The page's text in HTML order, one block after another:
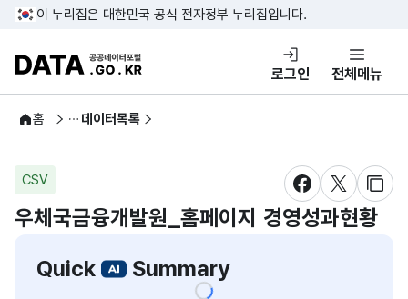
콘텐츠 바로가기
푸터 바로가기
이 누리집은 대한민국 공식 전자정부 누리집입니다.
DATA.GO.KR 공공데이터포털
로그인 전체메뉴
홈
공공데이터 데이터목록
CSV
새창 열림새창 열림
새창
우체국금융개발원_홈페이지 경영성과현황
Quick
Summary